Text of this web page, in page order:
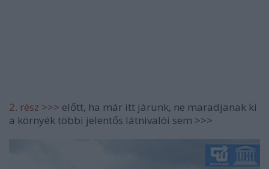
2. rész >>> előtt, ha már itt járunk, ne maradjanak ki
a környék többi jelentős látnivalói sem >>>